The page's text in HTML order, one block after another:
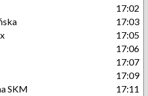
17:02
17:03
17:05
17:06
17:07
17:09
SKM
17:11